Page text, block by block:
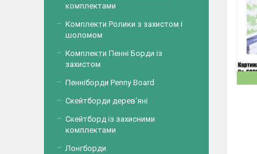
комплектами
Комплекти Ролики з захистом і
шоломом
Комплекти Пенні Борди із
захистом
Пенніборди Penny Board
Скейтборди дерев'яні
Скейтборд із захисними
комплектами
Лонгборди